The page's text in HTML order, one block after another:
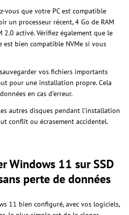
vous que votre PC est compatible
un processeur récent, 4 Go de RAM
2.0 activé. Vérifiez également que le
est bien compatible NVMe si vous
vos fichiers importants
pour une installation propre. Cela
en cas d’erreur.
autres disques pendant l’installation
conflit ou écrasement accidentel.
Windows 11 sur SSD
perte de données
11 bien configuré, avec vos logiciels,